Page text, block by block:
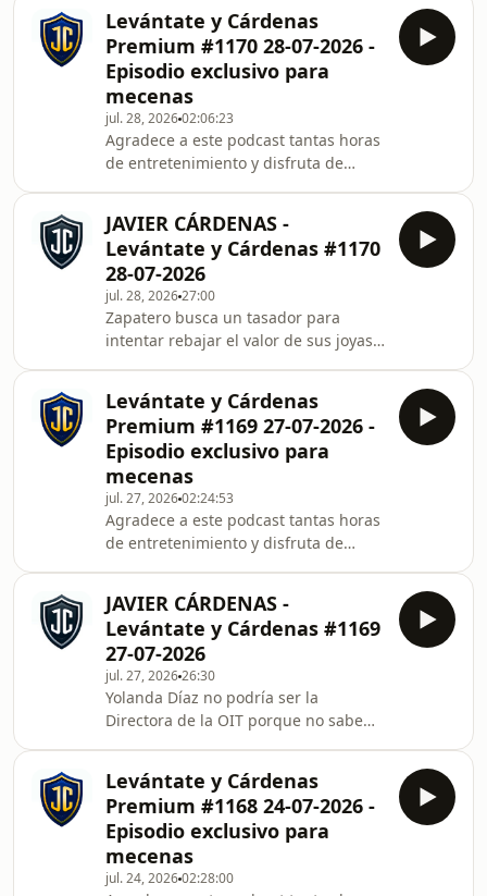
comunidad exclu
Levántate y Cárdenas
Premium #1170 28-07-2026 -
Episodio exclusivo para
mecenas
jul. 28, 202602:06:23
Agradece a este podcast tantas horas
de entretenimiento y disfruta de
¡Apóyale en iVoox! Zapatero busca un
tasador para intentar rebajar el valor
de sus joyas a menos de 100.000
euros.Escucha este episodio completo
y accede a todo el contenido exclusivo
de Javier Cárdenas - Levántate y
Cárdenas. Descubre antes que nadie
los nuevos episodios, y participa en la
comuni
JAVIER CÁRDENAS -
Levántate y Cárdenas #1170
28-07-2026
jul. 28, 202627:00
Zapatero busca un tasador para
intentar rebajar el valor de sus joyas a
Levántate y Cárdenas
Premium #1169 27-07-2026 -
Episodio exclusivo para
mecenas
jul. 27, 202602:24:53
Agradece a este podcast tantas horas
de entretenimiento y disfruta de
¡Apóyale en iVoox! Yolanda Díaz no
podría ser la Directora de la OIT
porque no sabe inglés.Escucha este
episodio completo y accede a todo el
contenido exclusivo de Javier
Cárdenas - Levántate y Cárdenas.
Descubre antes que nadie los nuevos
episodios, y participa en la
comunidad exclusiva de oyente
JAVIER CÁRDENAS -
Levántate y Cárdenas #1169
27-07-2026
jul. 27, 202626:30
Yolanda Díaz no podría ser la
Directora de la OIT porque no sabe
Levántate y Cárdenas
Premium #1168 24-07-2026 -
Episodio exclusivo para
mecenas
jul. 24, 202602:28:00